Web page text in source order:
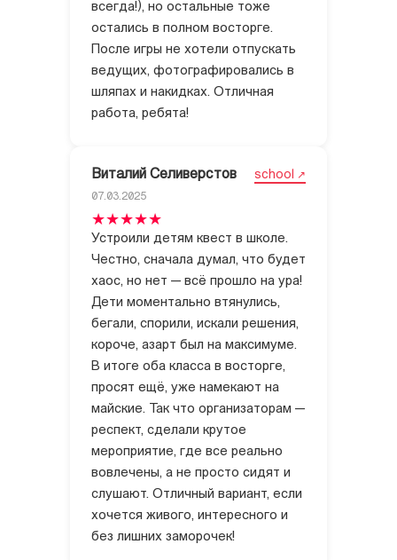
всегда!), но остальные тоже
остались в полном восторге.
После игры не хотели отпускать
ведущих, фотографировались в
шляпах и накидках. Отличная
работа, ребята!
Виталий Селиверстов school
07.03.2025
Устроили детям квест в школе.
Честно, сначала думал, что будет
хаос, но нет — всё прошло на ура!
Дети моментально втянулись,
бегали, спорили, искали решения,
короче, азарт был на максимуме.
В итоге оба класса в восторге,
просят ещё, уже намекают на
майские. Так что организаторам —
респект, сделали крутое
мероприятие, где все реально
вовлечены, а не просто сидят и
слушают. Отличный вариант, если
хочется живого, интересного и
без лишних заморочек!